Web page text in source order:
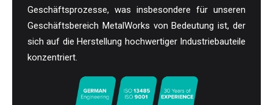
Geschäftsprozesse, was insbesondere für unseren
Geschäftsbereich MetalWorks von Bedeutung ist, der
sich auf die Herstellung hochwertiger Industriebauteile
konzentriert.